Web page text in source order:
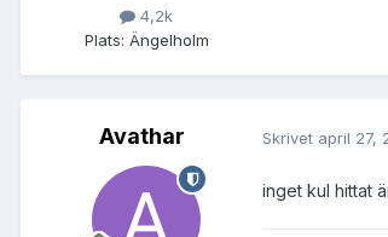
4,2k
Plats: Ängelholm
Avathar Skrivet april 27,
inget kul hittat